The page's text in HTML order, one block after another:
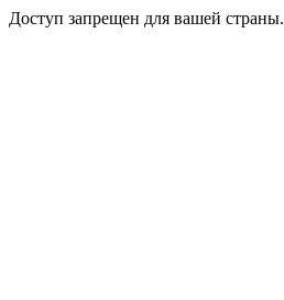
Доступ запрещен для вашей страны.